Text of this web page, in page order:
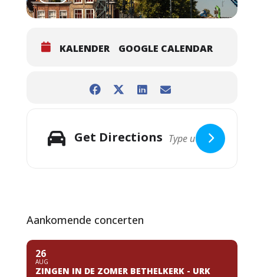
KALENDER GOOGLE CALENDAR
Get Directions
Aankomende concerten
26
AUG
ZINGEN IN DE ZOMER BETHELKERK - URK